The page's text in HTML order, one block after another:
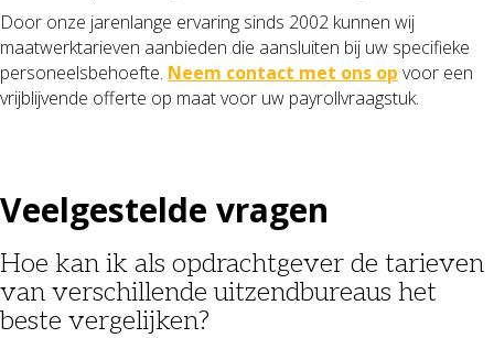
Door onze jarenlange ervaring sinds 2002 kunnen wij
maatwerktarieven aanbieden die aansluiten bij uw specifieke
personeelsbehoefte. Neem contact met ons op voor een
vrijblijvende offerte op maat voor uw payrollvraagstuk.
Veelgestelde vragen
Hoe kan ik als opdrachtgever de tarieven
van verschillende uitzendbureaus het
beste vergelijken?